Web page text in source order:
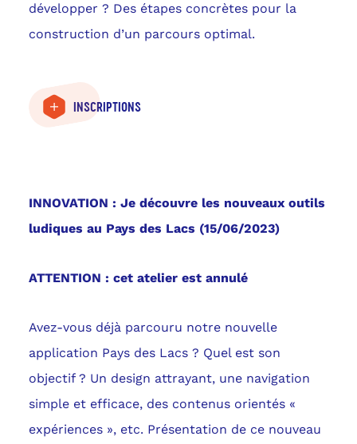
développer ? Des étapes concrètes pour la
construction d’un parcours optimal.
INSCRIPTIONS
INNOVATION : Je découvre les nouveaux outils
ludiques au Pays des Lacs (15/06/2023)
ATTENTION : cet atelier est annulé
Avez-vous déjà parcouru notre nouvelle
application Pays des Lacs ? Quel est son
objectif ? Un design attrayant, une navigation
simple et efficace, des contenus orientés «
expériences », etc. Présentation de ce nouveau